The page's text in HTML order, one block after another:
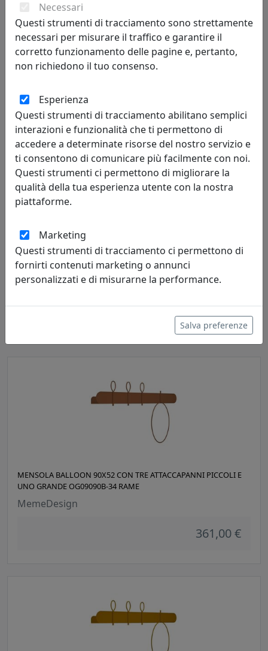
MENSOLA BALLOON 90X52 CON TRE ATTACCAPANNI PICCOLI E
UNO GRANDE OG09090B-32 COCCIO
MemeDesign
MENSOLA BALLOON 90X52 CON TRE ATTACCAPANNI PICCOLI E
UNO GRANDE OG09090B-33 ZIRCONE
MemeDesign
340,00 €
MENSOLA BALLOON 90X52 CON TRE ATTACCAPANNI PICCOLI E
UNO GRANDE OG09090B-34 RAME
MemeDesign
361,00 €
Necessari
Questi strumenti di tracciamento sono strettamente
necessari per misurare il traffico e garantire il
corretto funzionamento delle pagine e, pertanto,
non richiedono il tuo consenso.
Esperienza
Questi strumenti di tracciamento abilitano semplici
interazioni e funzionalità che ti permettono di
accedere a determinate risorse del nostro servizio e
ti consentono di comunicare più facilmente con noi.
Questi strumenti ci permettono di migliorare la
qualità della tua esperienza utente con la nostra
piattaforme.
Marketing
Questi strumenti di tracciamento ci permettono di
fornirti contenuti marketing o annunci
personalizzati e di misurarne la performance.
Salva preferenze